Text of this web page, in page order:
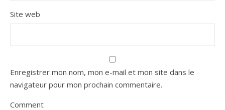
Site web
Enregistrer mon nom, mon e-mail et mon site dans le
navigateur pour mon prochain commentaire.
Comment